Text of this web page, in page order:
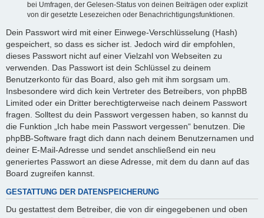
bei Umfragen, der Gelesen-Status von deinen Beiträgen oder explizit
von dir gesetzte Lesezeichen oder Benachrichtigungsfunktionen.
Dein Passwort wird mit einer Einwege-Verschlüsselung (Hash)
gespeichert, so dass es sicher ist. Jedoch wird dir empfohlen,
dieses Passwort nicht auf einer Vielzahl von Webseiten zu
verwenden. Das Passwort ist dein Schlüssel zu deinem
Benutzerkonto für das Board, also geh mit ihm sorgsam um.
Insbesondere wird dich kein Vertreter des Betreibers, von phpBB
Limited oder ein Dritter berechtigterweise nach deinem Passwort
fragen. Solltest du dein Passwort vergessen haben, so kannst du
die Funktion „Ich habe mein Passwort vergessen“ benutzen. Die
phpBB-Software fragt dich dann nach deinem Benutzernamen und
deiner E-Mail-Adresse und sendet anschließend ein neu
generiertes Passwort an diese Adresse, mit dem du dann auf das
Board zugreifen kannst.
GESTATTUNG DER DATENSPEICHERUNG
Du gestattest dem Betreiber, die von dir eingegebenen und oben